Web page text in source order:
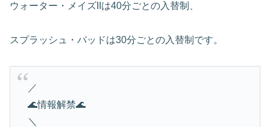
ウォーター・メイズIIは40分ごとの入替制、
スプラッシュ・パッドは30分ごとの入替制です。
／
🌊情報解禁🌊
＼